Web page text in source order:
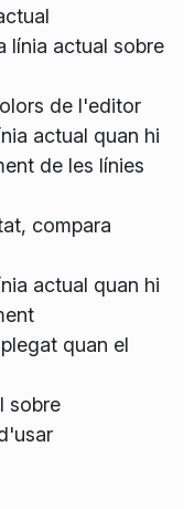
línia actual sobre
de l'editor
actual quan hi
de les línies
compara
actual quan hi
quan el
sobre